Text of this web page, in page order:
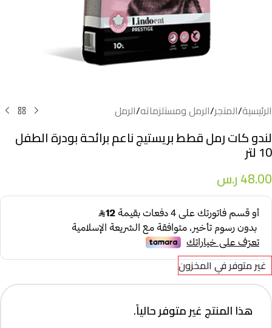
الرئيسية/المتجر/الرمل ومستلزماته/الرمل
لندو كات رمل قطط بريستيج ناعم برائحة بودرة الطفل
10 لتر
48.00ر.س
غير متوفر في المخزون
هذا المنتج غير متوفر حالياً.